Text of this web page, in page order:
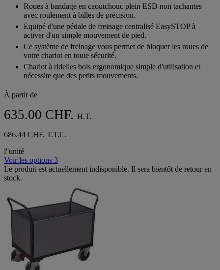
Roues à bandage en caoutchouc plein ESD non tachantes
avec roulement à billes de précision.
Equipé d'une pédale de freinage centralisé EasySTOP à
activer d'un simple mouvement de pied.
Ce système de freinage vous permet de bloquer les roues de
votre chariot en toute sécurité.
Chariot à ridelles bois ergonomique simple d'utilisation et
nécessite que des petits mouvements.
À partir de
635.00 CHF. H.T.
686.44 CHF. T.T.C.
l''unité
Voir les options 3
Le produit est actuellement indisponible. Il sera bientôt de retour en
stock.